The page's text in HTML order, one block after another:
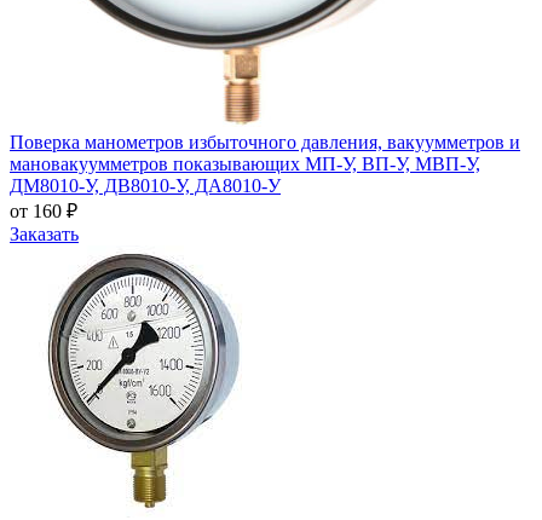
Поверка манометров избыточного давления, вакуумметров и
мановакуумметров показывающих МП-У, ВП-У, МВП-У,
ДМ8010-У, ДВ8010-У, ДА8010-У
от 160 ₽
Заказать